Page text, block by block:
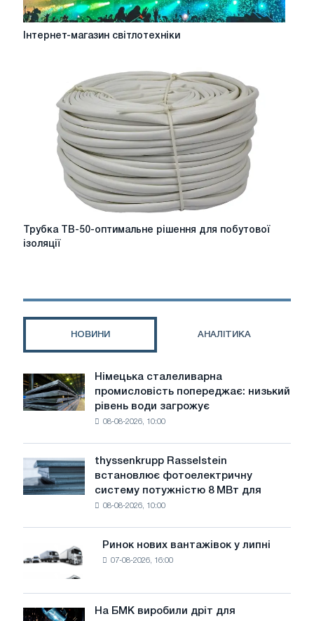
кабелю
навантаження
Інтернет-
магазин
Інтернет-магазин світлотехніки
Трубка
ТВ-50-
побутової
Трубка ТВ-50-оптимальне рішення для побутової
ізоляції
НОВИНИ АНАЛІТИКА
Німецька
сталеливарна
промисловість
води
загрожує
Німецька сталеливарна
промисловість попереджає: низький
рівень води загрожує
08-08-2026, 10:00
thyssenkrupp
Rasselstein
встановлює
фотоелектричну
цілей
thyssenkrupp Rasselstein
встановлює фотоелектричну
систему потужністю 8 МВт для
08-08-2026, 10:00
Ринок
нових
вантажівок
у
липні
Ринок нових вантажівок у липні
07-08-2026, 16:00
На
На БМК виробили дріт для